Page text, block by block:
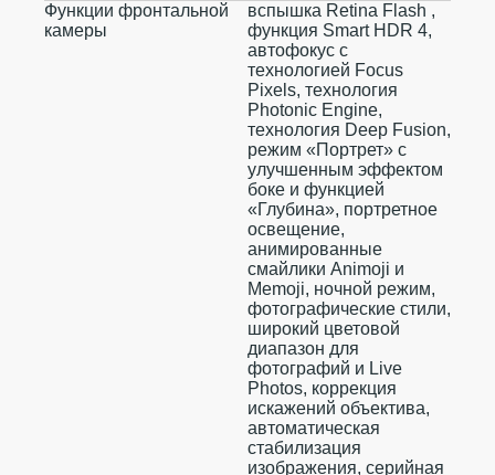
Функции фронтальной
камеры
вспышка Retina Flash ,
функция Smart HDR 4,
автофокус с
технологией Focus
Pixels, технология
Photonic Engine,
технология Deep Fusion,
режим «Портрет» с
улучшенным эффектом
боке и функцией
«Глубина», портретное
освещение,
анимированные
смайлики Animoji и
Memoji, ночной режим,
фотографические стили,
широкий цветовой
диапазон для
фотографий и Live
Photos, коррекция
искажений объектива,
автоматическая
стабилизация
изображения, серийная